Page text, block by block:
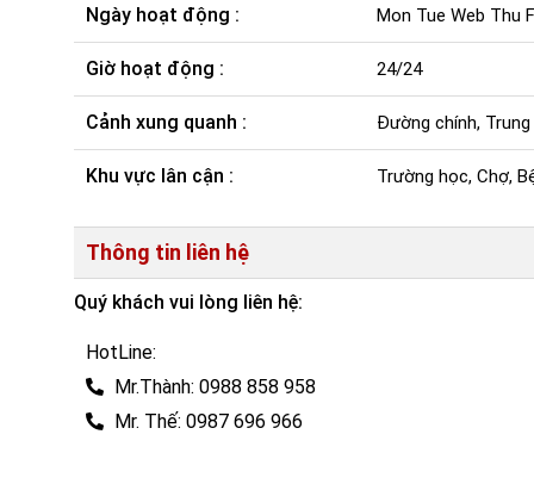
Ngày hoạt động : Mon Tue Web Thu
Giờ hoạt động : 24/24
Cảnh xung quanh : Đường chính,
Khu vực lân cận : Trường học, Chợ,
Thông tin liên hệ
Quý khách vui lòng liên hệ:
HotLine:
Mr.Thành: 0988 858 958
Mr. Thế: 0987 696 966